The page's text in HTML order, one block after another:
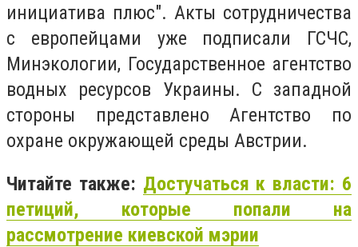
инициатива плюс". Акты сотрудничества
с европейцами уже подписали ГСЧС,
Минэкологии, Государственное агентство
водных ресурсов Украины. С западной
стороны представлено Агентство по
охране окружающей среды Австрии.
Читайте также: Достучаться к власти: 6
петиций, которые попали на
рассмотрение киевской мэрии